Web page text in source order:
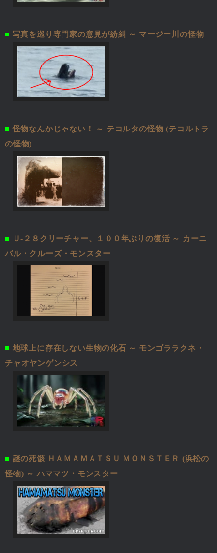
■ 写真を巡り専門家の意見が紛糾 ～ マージー川の怪物
■ 怪物なんかじゃない！ ～ テコルタの怪物 (テコルトラ
の怪物)
■
Ｕ-２８クリーチャー、１００年ぶりの復活 ～ カーニ
バル・クルーズ・モンスター
■ 地球上に存在しない生物の化石 ～ モンゴララクネ・
チャオヤンゲンシス
■ 謎の死骸 ＨＡＭＡＭＡＴＳＵ ＭＯＮＳＴＥＲ (浜松の
怪物) ～ ハママツ・モンスター